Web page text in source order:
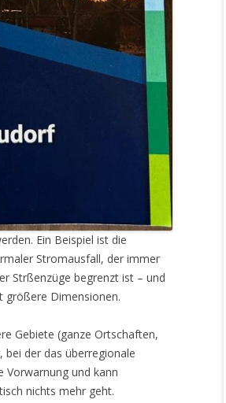
Ein Beispiel ist die
Stromausfall, der immer
Strßenzüge begrenzt ist – und
größere Dimensionen.
Gebiete (ganze Ortschaften,
der das überregionale
Vorwarnung und kann
nichts mehr geht.